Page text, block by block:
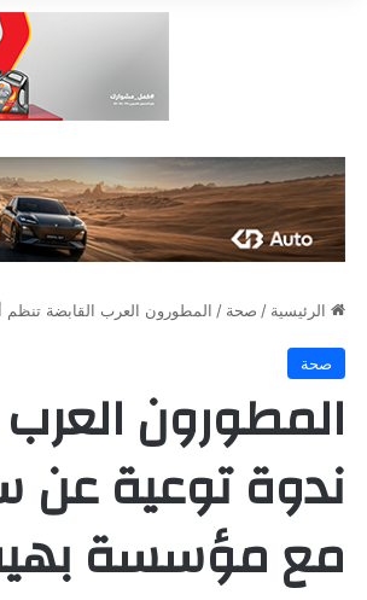
الرئيسية / صحة / المطورون العرب القابضة
صحة
المطورون
ندوة توعية عن
مع مؤسسة